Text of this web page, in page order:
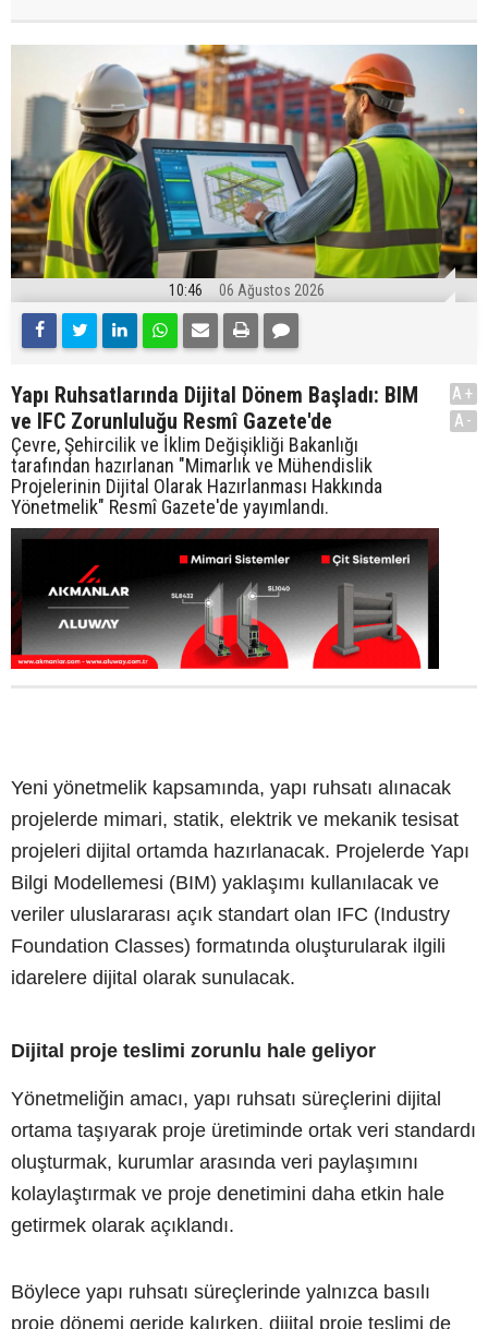
10:46 06 Ağustos 2026
Yapı Ruhsatlarında Dijital Dönem Başladı: BIM
ve IFC Zorunluluğu Resmî Gazete'de
Çevre, Şehircilik ve İklim Değişikliği Bakanlığı
tarafından hazırlanan "Mimarlık ve Mühendislik
Projelerinin Dijital Olarak Hazırlanması Hakkında
Yönetmelik" Resmî Gazete'de yayımlandı.
A+
A-
Yeni yönetmelik kapsamında, yapı ruhsatı alınacak
projelerde mimari, statik, elektrik ve mekanik tesisat
projeleri dijital ortamda hazırlanacak. Projelerde Yapı
Bilgi Modellemesi (BIM) yaklaşımı kullanılacak ve
veriler uluslararası açık standart olan IFC (Industry
Foundation Classes) formatında oluşturularak ilgili
idarelere dijital olarak sunulacak.
Dijital proje teslimi zorunlu hale geliyor
Yönetmeliğin amacı, yapı ruhsatı süreçlerini dijital
ortama taşıyarak proje üretiminde ortak veri standardı
oluşturmak, kurumlar arasında veri paylaşımını
kolaylaştırmak ve proje denetimini daha etkin hale
getirmek olarak açıklandı.
Böylece yapı ruhsatı süreçlerinde yalnızca basılı
proje dönemi geride kalırken, dijital proje teslimi de